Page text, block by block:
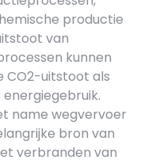
productie
van
kunnen
CO2-uitstoot als
name wegvervoer
bron van
verbranden van